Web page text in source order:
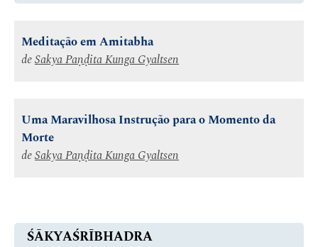
Meditação em Amitabha
deSakya Paṇḍita Kunga Gyaltsen
Uma Maravilhosa Instrução para o Momento da
Morte
deSakya Paṇḍita Kunga Gyaltsen
ŚĀKYAŚRĪBHADRA